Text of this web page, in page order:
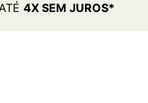
4X SEM JUROS*